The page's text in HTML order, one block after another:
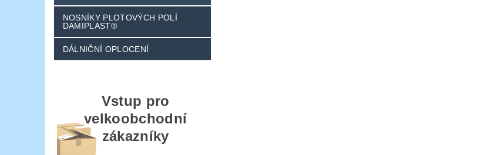
NOSNÍKY PLOTOVÝCH POLÍ
DAMIPLAST®
DÁLNIČNÍ OPLOCENÍ
Vstup pro
velkoobchodní
zákazníky